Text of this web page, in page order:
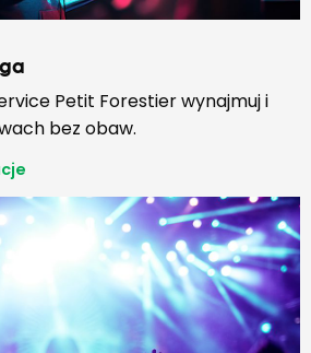
Petit Forestier wynajmuj i
bez obaw.